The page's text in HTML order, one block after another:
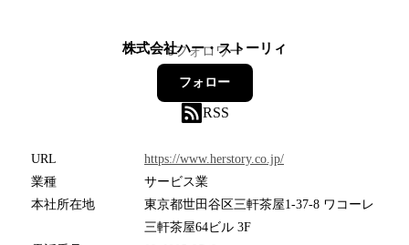
株式会社ハー・ストーリィ
6フォロワー
フォロー
RSS
URL
https://www.herstory.co.jp/
業種
サービス業
本社所在地
東京都世田谷区三軒茶屋1-37-8 ワコーレ
三軒茶屋64ビル 3F